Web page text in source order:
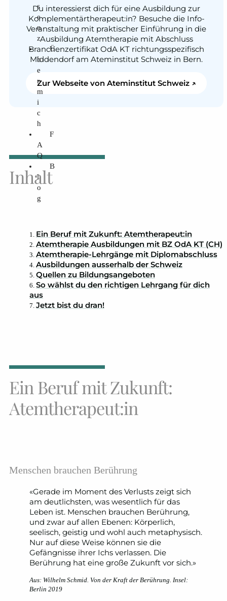
s
e
n
z
Ü
b
e
r
m
i
c
h
F
A
Q
B
l
o
g
Du interessierst dich für eine Ausbildung zur
Komplementärtherapeut:in? Besuche die Info-
Veranstaltung mit praktischer Einführung in die
Ausbildung Atemtherapie mit Abschluss
Branchenzertifikat OdA KT richtungsspezifisch
Middendorf am Ateminstitut Schweiz in Bern.
Zur Webseite von Ateminstitut Schweiz ↗️
Inhalt
Ein Beruf mit Zukunft: Atemtherapeut:in
Atemtherapie Ausbildungen mit BZ OdA KT (CH)
Atemtherapie-Lehrgänge mit Diplomabschluss
Ausbildungen ausserhalb der Schweiz
Quellen zu Bildungsangeboten
So wählst du den richtigen Lehrgang für dich
aus
Jetzt bist du dran!
Ein Beruf mit Zukunft:
Atemtherapeut:in
Menschen brauchen Berührung
«Gerade im Moment des Verlusts zeigt sich
am deutlichsten, was wesentlich für das
Leben ist. Menschen brauchen Berührung,
und zwar auf allen Ebenen: Körperlich,
seelisch, geistig und wohl auch metaphysisch.
Nur auf diese Weise können sie die
Gefängnisse ihrer Ichs verlassen. Die
Berührung hat eine große Zukunft vor sich.»
Aus: Wilhelm Schmid. Von der Kraft der Berührung. Insel:
Berlin 2019